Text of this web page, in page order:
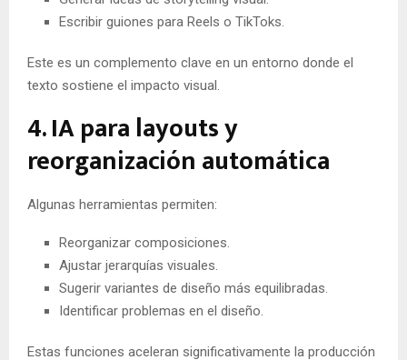
Escribir guiones para Reels o TikToks.
Este es un complemento clave en un entorno donde el
texto sostiene el impacto visual.
4. IA para layouts y
reorganización automática
Algunas herramientas permiten:
Reorganizar composiciones.
Ajustar jerarquías visuales.
Sugerir variantes de diseño más equilibradas.
Identificar problemas en el diseño.
Estas funciones aceleran significativamente la producción